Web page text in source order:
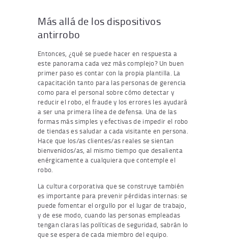
Más allá de los dispositivos
antirrobo
Entonces, ¿qué se puede hacer en respuesta a
este panorama cada vez más complejo? Un buen
primer paso es contar con la propia plantilla. La
capacitación tanto para las personas de gerencia
como para el personal sobre cómo detectar y
reducir el robo, el fraude y los errores les ayudará
a ser una primera línea de defensa. Una de las
formas más simples y efectivas de impedir el robo
de tiendas es saludar a cada visitante en persona.
Hace que los/as clientes/as reales se sientan
bienvenidos/as, al mismo tiempo que desalienta
enérgicamente a cualquiera que contemple el
robo.
La cultura corporativa que se construye también
es importante para prevenir pérdidas internas: se
puede fomentar el orgullo por el lugar de trabajo,
y de ese modo, cuando las personas empleadas
tengan claras las políticas de seguridad, sabrán lo
que se espera de cada miembro del equipo.